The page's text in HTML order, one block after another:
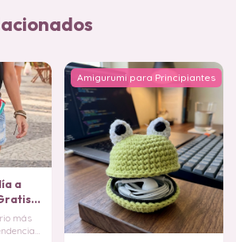
a
más
Amigurumi para Principiantes